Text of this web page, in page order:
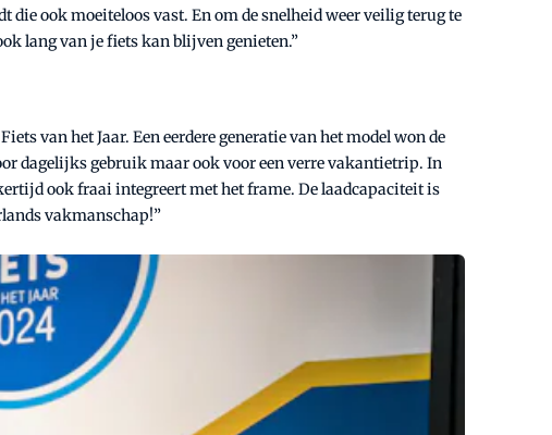
ook moeiteloos vast. En om de snelheid weer veilig terug te
lang van je fiets kan blijven genieten.”
van het Jaar. Een eerdere generatie van het model won de
dagelijks gebruik maar ook voor een verre vakantietrip. In
ook fraai integreert met het frame. De laadcapaciteit is
vakmanschap!”